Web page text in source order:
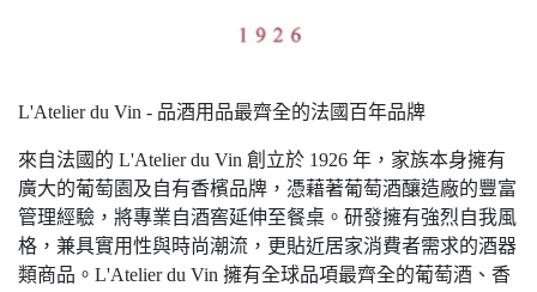
L'Atelier du Vin - 品酒用品最齊全的法國百年品牌
來自法國的 L'Atelier du Vin 創立於 1926 年，家族本身擁有
廣大的葡萄園及自有香檳品牌，憑藉著葡萄酒釀造廠的豐富
管理經驗，將專業自酒窖延伸至餐桌。研發擁有強烈自我風
格，兼具實用性與時尚潮流，更貼近居家消費者需求的酒器
類商品。L'Atelier du Vin 擁有全球品項最齊全的葡萄酒、香